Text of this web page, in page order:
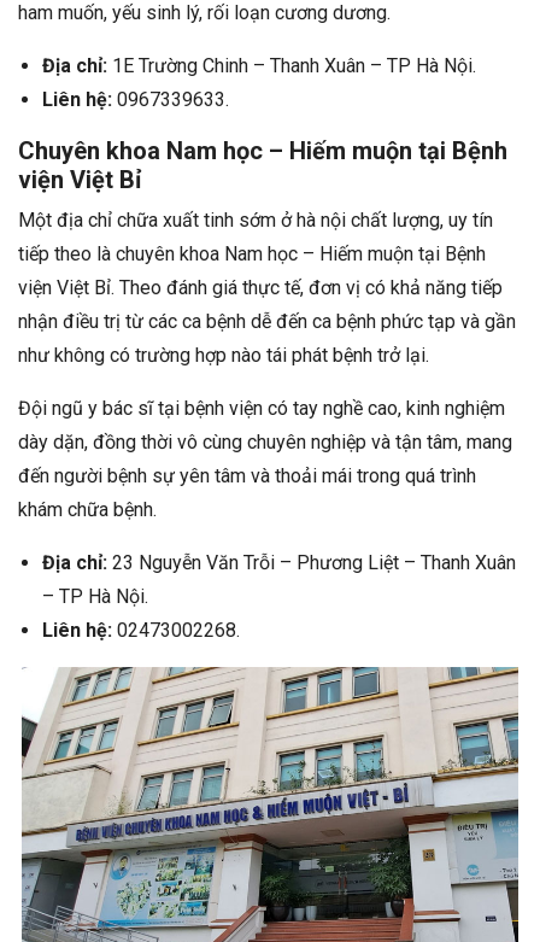
ham muốn, yếu sinh lý, rối loạn cương dương.
Địa chỉ: 1E Trường Chinh – Thanh Xuân – TP Hà Nội.
Liên hệ: 0967339633.
Chuyên khoa Nam học – Hiếm muộn tại Bệnh
viện Việt Bỉ
Một địa chỉ chữa xuất tinh sớm ở hà nội chất lượng, uy tín
tiếp theo là chuyên khoa Nam học – Hiếm muộn tại Bệnh
viện Việt Bỉ. Theo đánh giá thực tế, đơn vị có khả năng tiếp
nhận điều trị từ các ca bệnh dễ đến ca bệnh phức tạp và gần
như không có trường hợp nào tái phát bệnh trở lại.
Đội ngũ y bác sĩ tại bệnh viện có tay nghề cao, kinh nghiệm
dày dặn, đồng thời vô cùng chuyên nghiệp và tận tâm, mang
đến người bệnh sự yên tâm và thoải mái trong quá trình
khám chữa bệnh.
Địa chỉ: 23 Nguyễn Văn Trỗi – Phương Liệt – Thanh Xuân
– TP Hà Nội.
Liên hệ: 02473002268.